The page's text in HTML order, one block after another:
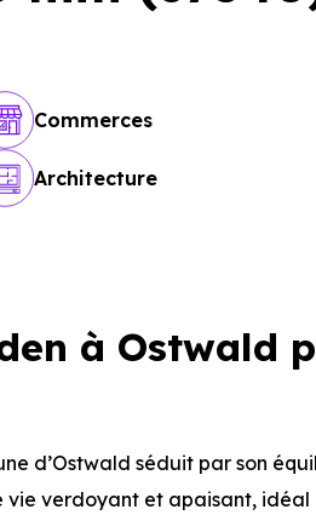
Commerces
Architecture
à Ostwald
d’Ostwald séduit par son
verdoyant et apaisant, idéal